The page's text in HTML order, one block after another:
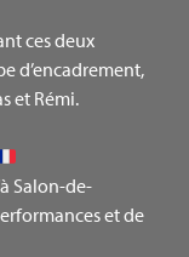
ces deux
d’encadrement,
et Rémi.
Salon-de-
et de